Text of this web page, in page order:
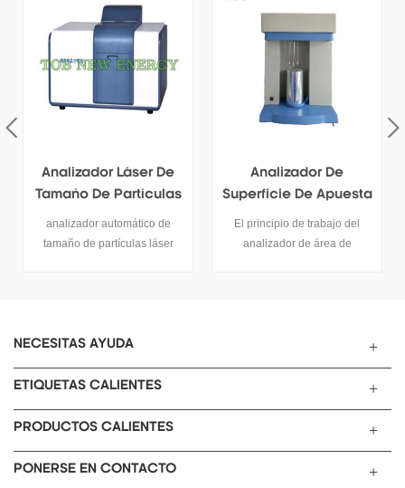
Analizador De
Superficie De Apuesta
El principio de trabajo del
analizador de área de
control automático de toda la
de monitoreo manual.
Medidor De
Conductividad Con
Compensación De
Temperatura
este medidor de conductividad
eléctrica tob-dds-307 puede
NECESITAS AYUDA
ETIQUETAS CALIENTES
PRODUCTOS CALIENTES
PONERSE EN CONTACTO